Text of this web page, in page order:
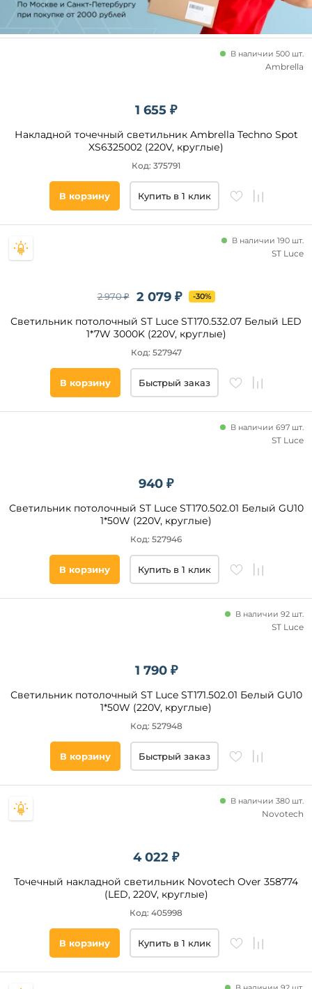
1 655 ₽
Накладной точечный светильник Ambrella Techno Spot
XS6325002 (220V, круглые)
В наличии 500 шт.
Код: 375791
Ambrella
В корзину Купить в 1 клик
2 079 ₽
2 970 ₽ -30%
Светильник потолочный ST Luce ST170.532.07 Белый LED
1*7W 3000K (220V, круглые)
В наличии 190 шт.
Код: 527947
ST Luce
В корзину Быстрый заказ
940 ₽
Светильник потолочный ST Luce ST170.502.01 Белый GU10
1*50W (220V, круглые)
В наличии 697 шт.
Код: 527946
ST Luce
В корзину Купить в 1 клик
1 790 ₽
Светильник потолочный ST Luce ST171.502.01 Белый GU10
1*50W (220V, круглые)
В наличии 92 шт.
Код: 527948
ST Luce
В корзину Быстрый заказ
4 022 ₽
Точечный накладной светильник Novotech Over 358774
(LED, 220V, круглые)
В наличии 380 шт.
Код: 405998
Novotech
В корзину Купить в 1 клик